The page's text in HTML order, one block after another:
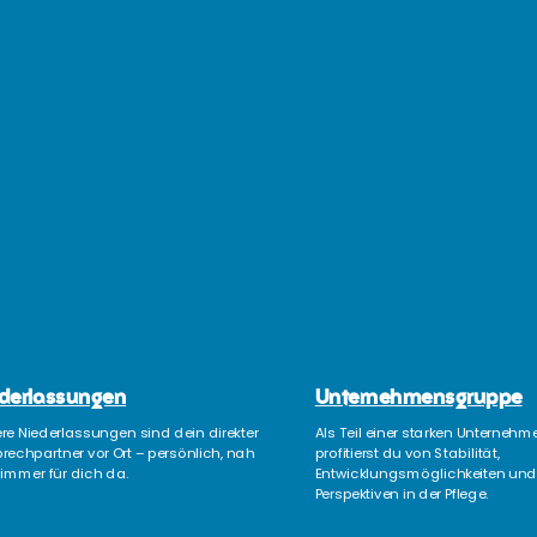
Niederlassungen sind dein direkter
vor Ort – persönlich, nah
für dich da.
Unternehmensgruppe
Als Teil einer starken
profitierst du von Stabilität,
Entwicklungsmöglichkeiten
Perspektiven in der Pflege.